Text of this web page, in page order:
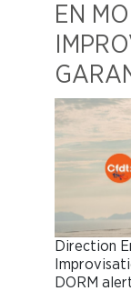
EN
Direction
DORM